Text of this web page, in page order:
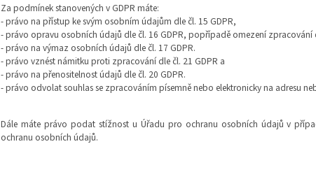
Za podmínek stanovených v GDPR máte:
- právo na přístup ke svým osobním údajům dle čl. 15 GDPR,
- právo opravu osobních údajů dle čl. 16 GDPR, popřípadě omezení zpracování
- právo na výmaz osobních údajů dle čl. 17 GDPR.
- právo vznést námitku proti zpracování dle čl. 21 GDPR a
- právo na přenositelnost údajů dle čl. 20 GDPR.
- právo odvolat souhlas se zpracováním písemně nebo elektronicky na adresu
Dále máte právo podat stížnost u Úřadu pro ochranu osobních údajů v
ochranu osobních údajů.